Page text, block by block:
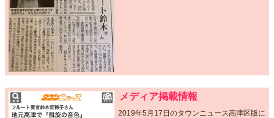
メディア掲載情報
2019年5月17日のタウンニュース高津区版に